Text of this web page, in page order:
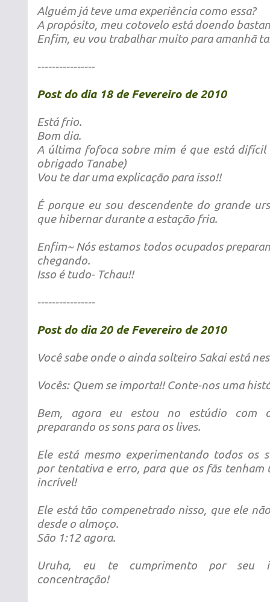
Alguém já teve uma experiência como essa?
A propósito, meu cotovelo está doendo
Enfim, eu vou trabalhar muito para amanhã
----------------
Post do dia 18 de Fevereiro de 2010
Está frio.
Bom dia.
A última fofoca sobre mim é que está difícil
obrigado Tanabe)
Vou te dar uma explicação para isso!!
É porque eu sou descendente do grande
que hibernar durante a estação fria.
Enfim~ Nós estamos todos ocupados
chegando.
Isso é tudo- Tchau!!
----------------
Post do dia 20 de Fevereiro de 2010
Você sabe onde o ainda solteiro Sakai está
Vocês: Quem se importa!! Conte-nos uma
Bem, agora eu estou no estúdio com
preparando os sons para os lives.
Ele está mesmo experimentando todos os
por tentativa e erro, para que os fãs tenham
incrível!
Ele está tão compenetrado nisso, que ele
desde o almoço.
São 1:12 agora.
Uruha, eu te cumprimento por seu
concentração!